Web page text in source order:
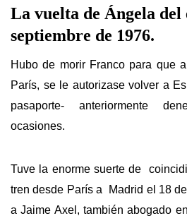
La vuelta de Ángela del
septiembre de 1976.
Hubo de morir Franco para que
París, se le autorizase volver a
pasaporte- anteriormente
ocasiones.
Tuve la enorme suerte de
tren desde París a Madrid el 18
a Jaime Axel, también abogado